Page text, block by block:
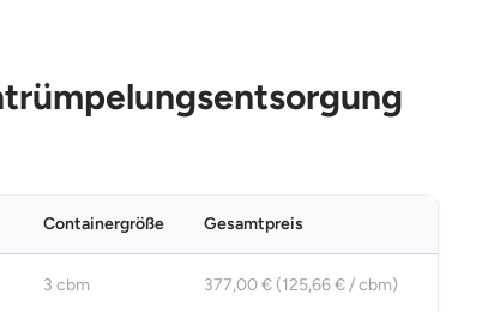
Containergröße Gesamtpreis
3 cbm 377,00 € (125,66 € / cbm)